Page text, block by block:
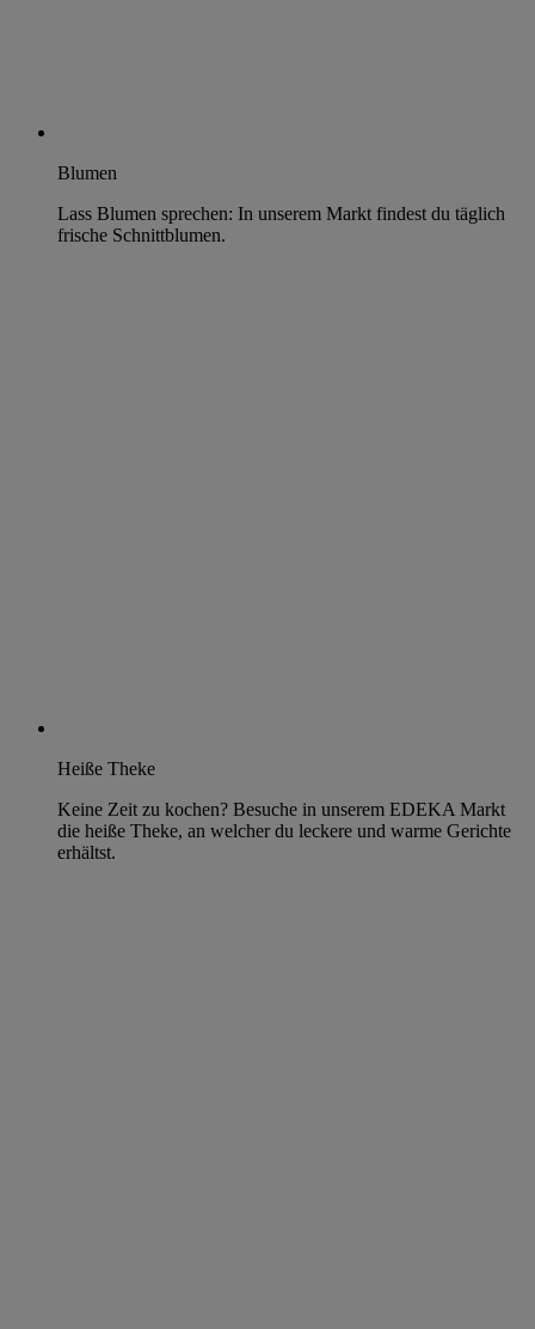
Blumen
Lass Blumen sprechen: In unserem Markt findest du täglich
frische Schnittblumen.
Heiße Theke
Keine Zeit zu kochen? Besuche in unserem EDEKA Markt
die heiße Theke, an welcher du leckere und warme Gerichte
erhältst.